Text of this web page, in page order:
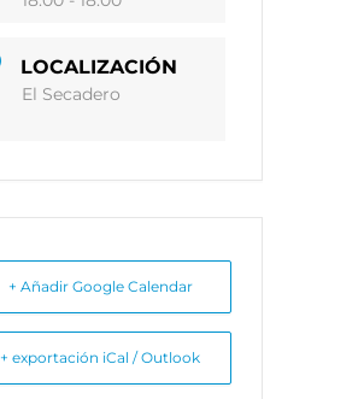
LOCALIZACIÓN
El Secadero
+ Añadir Google Calendar
+ exportación iCal / Outlook